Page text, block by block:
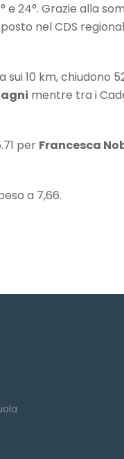
e 24°. Grazie alla
nel CDS
10 km, chiudono
mentre tra i
per Francesca
a 7,66.